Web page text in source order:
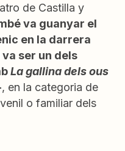
de Castilla y
va guanyar el
en la darrera
va ser un dels
La gallina dels ous
, en la categoria de
o familiar dels